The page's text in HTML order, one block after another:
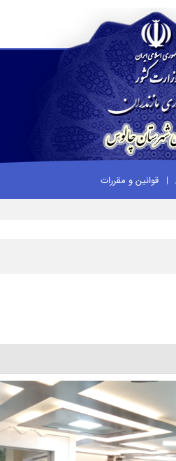
قوانین و مقررات